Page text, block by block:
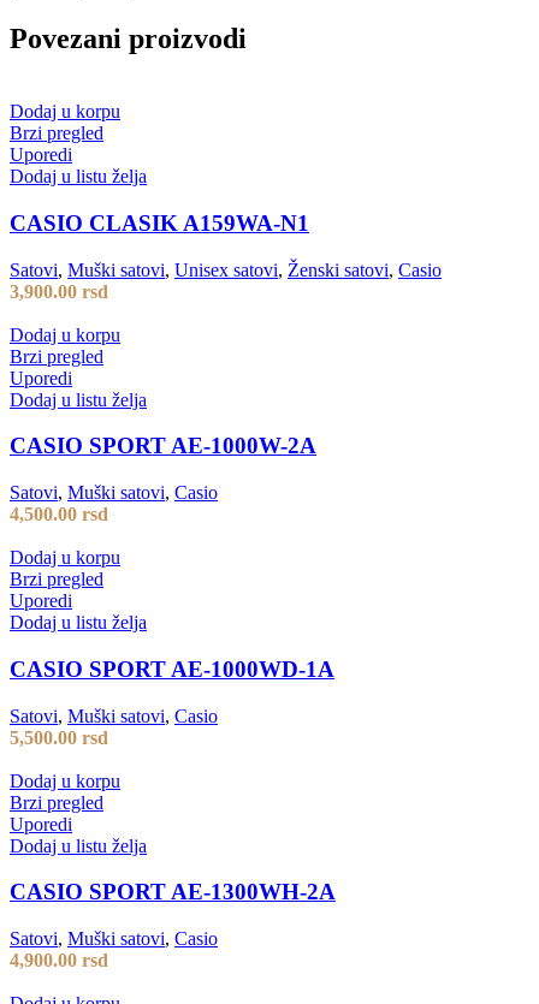
Povezani proizvodi
Dodaj u korpu
Brzi pregled
Uporedi
Dodaj u listu želja
CASIO CLASIK A159WA-N1
Satovi, Muški satovi, Unisex satovi, Ženski satovi, Casio
3,900.00 rsd
Dodaj u korpu
Brzi pregled
Uporedi
Dodaj u listu želja
CASIO SPORT AE-1000W-2A
Satovi, Muški satovi, Casio
4,500.00 rsd
Dodaj u korpu
Brzi pregled
Uporedi
Dodaj u listu želja
CASIO SPORT AE-1000WD-1A
Satovi, Muški satovi, Casio
5,500.00 rsd
Dodaj u korpu
Brzi pregled
Uporedi
Dodaj u listu želja
CASIO SPORT AE-1300WH-2A
Satovi, Muški satovi, Casio
4,900.00 rsd